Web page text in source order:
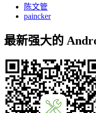
陈文管
paincker
最新强大的